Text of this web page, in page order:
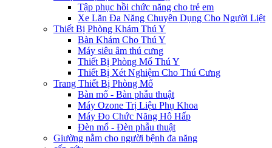
Tập phục hồi chức năng cho trẻ em
Xe Lăn Đa Năng Chuyên Dụng Cho Người Liệt
Thiết Bị Phòng Khám Thú Y
Bàn Khám Cho Thú Y
Máy siêu âm thú cưng
Thiết Bị Phòng Mổ Thú Y
Thiết Bị Xét Nghiệm Cho Thú Cưng
Trang Thiết Bị Phòng Mổ
Bàn mổ - Bàn phẫu thuật
Máy Ozone Trị Liệu Phụ Khoa
Máy Đo Chức Năng Hô Hấp
Đèn mổ - Đèn phẫu thuật
Giường nằm cho người bệnh đa năng